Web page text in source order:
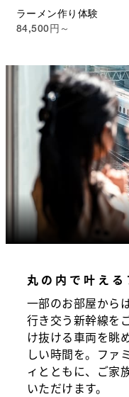
ラーメン作り体験
84,500円～
丸の内で叶え
一部のお部屋から
行き交う新幹線を
け抜ける車両を眺
しい時間を。ファ
ィとともに、ご家
いただけます。